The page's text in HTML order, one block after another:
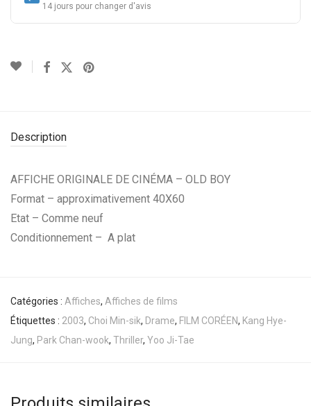
14 jours pour changer d'avis
Description
AFFICHE ORIGINALE DE CINÉMA – OLD BOY
Format – approximativement 40X60
Etat – Comme neuf
Conditionnement – A plat
Catégories : Affiches, Affiches de films
Étiquettes : 2003, Choi Min-sik, Drame, FILM CORÉEN, Kang Hye-
Jung, Park Chan-wook, Thriller, Yoo Ji-Tae